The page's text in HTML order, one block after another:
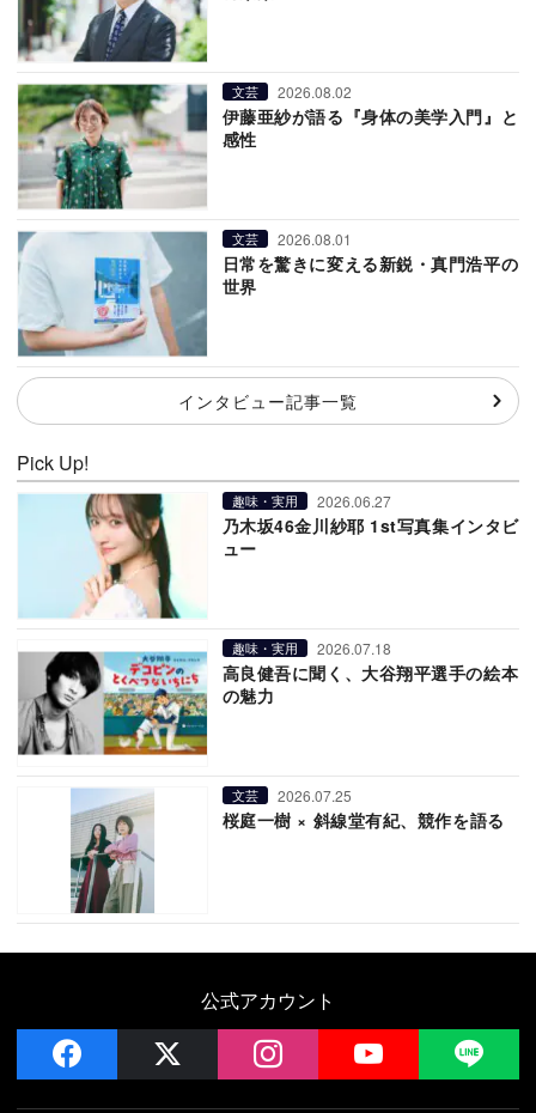
文芸 2026.08.02
伊藤亜紗が語る『身体の美学入門』と
感性
文芸 2026.08.01
日常を驚きに変える新鋭・真門浩平の
世界
インタビュー記事一覧
Pick Up!
趣味・実用 2026.06.27
乃木坂46金川紗耶 1st写真集インタビ
ュー
趣味・実用 2026.07.18
高良健吾に聞く、大谷翔平選手の絵本
の魅力
文芸 2026.07.25
桜庭一樹 × 斜線堂有紀、競作を語る
公式アカウント
facebook instagram YouTube